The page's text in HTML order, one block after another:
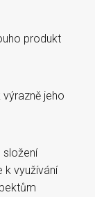
produkt
jeho
složení
k využívání